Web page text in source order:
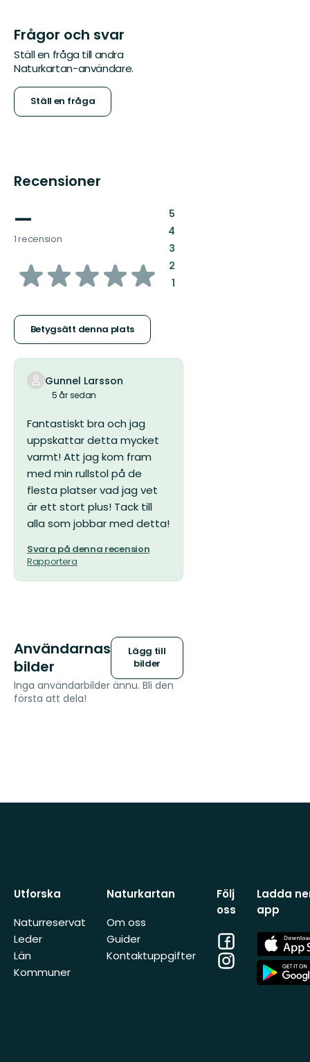
Frågor och svar
Ställ en fråga till andra
Naturkartan-användare.
Ställ en fråga
Recensioner
—
1 recension
av
stjärnor
Betygsätt denna plats
5:
4:
3:
2:
1:
Gunnel Larsson
5 år sedan
Fantastiskt bra och jag
uppskattar detta mycket
varmt! Att jag kom fram
med min rullstol på de
flesta platser vad jag vet
är ett stort plus! Tack till
alla som jobbar med detta!
Svara på denna recension
Rapportera
Användarnas
bilder
Lägg till
bilder
Inga användarbilder ännu. Bli den
första att dela!
Utforska
Naturreservat
Leder
Län
Kommuner
Naturkartan
Om oss
Guider
Kontaktuppgifter
Följ
oss
Facebook
Instagram
Ladda
app
App
Store
App
Store